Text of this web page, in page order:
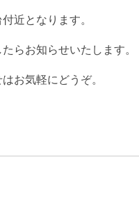
近となります。
らお知らせいたします。
お気軽にどうぞ。